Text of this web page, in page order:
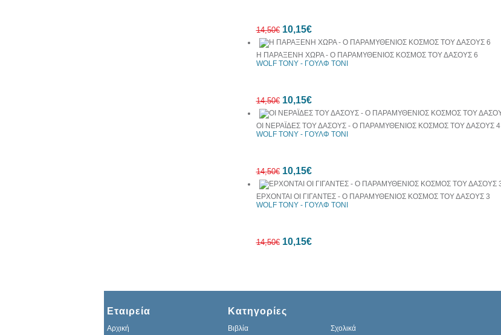
14,50€ 10,15€
Η ΠΑΡΑΞΕΝΗ ΧΩΡΑ - Ο ΠΑΡΑΜΥΘΕΝΙΟΣ ΚΟΣΜΟΣ ΤΟΥ ΔΑΣΟΥΣ 6
WOLF TONY - ΓΟΥΛΦ ΤΟΝΙ
14,50€ 10,15€
ΟΙ ΝΕΡΑΪΔΕΣ ΤΟΥ ΔΑΣΟΥΣ - Ο ΠΑΡΑΜΥΘΕΝΙΟΣ ΚΟΣΜΟΣ ΤΟΥ ΔΑΣΟΥΣ 4
WOLF TONY - ΓΟΥΛΦ ΤΟΝΙ
14,50€ 10,15€
ΕΡΧΟΝΤΑΙ ΟΙ ΓΙΓΑΝΤΕΣ - Ο ΠΑΡΑΜΥΘΕΝΙΟΣ ΚΟΣΜΟΣ ΤΟΥ ΔΑΣΟΥΣ 3
WOLF TONY - ΓΟΥΛΦ ΤΟΝΙ
14,50€ 10,15€
Εταιρεία
Αρχική
Κατηγορίες
Βιβλία Σχολικά